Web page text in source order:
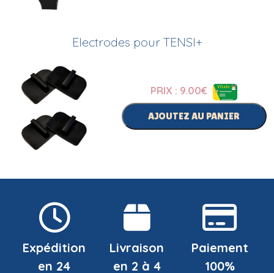
Electrodes pour TENSI+
PRIX : 9.00€
AJOUTEZ AU PANIER
Expédition
en 24
Livraison
en 2 à 4
Paiement
100%